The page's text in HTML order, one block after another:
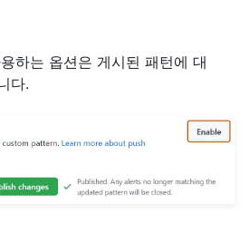
하는 옵션은 게시된 패턴에 대
다.